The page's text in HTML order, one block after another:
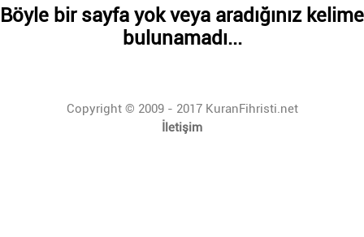
Böyle bir sayfa yok veya aradığınız kelime
bulunamadı...
Copyright © 2009 - 2017 KuranFihristi.net
İletişim